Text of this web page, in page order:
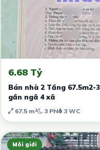
6.68 Tỷ
Bán nhà 2 Tầng 67.5m2-
gần ngã 4 xã
67.5 m² 3 PN 3 WC
Môi giới